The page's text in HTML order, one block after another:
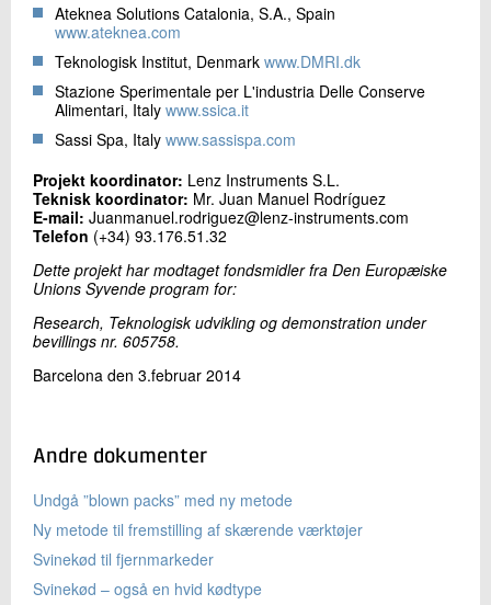
Ateknea Solutions Catalonia, S.A., Spain
www.ateknea.com
Teknologisk Institut, Denmark www.DMRI.dk
Stazione Sperimentale per L'industria Delle Conserve
Alimentari, Italy www.ssica.it
Sassi Spa, Italy www.sassispa.com
Projekt koordinator: Lenz Instruments S.L.
Teknisk koordinator: Mr. Juan Manuel Rodríguez
E-mail: Juanmanuel.rodriguez@lenz-instruments.com
Telefon (+34) 93.176.51.32
Dette projekt har modtaget fondsmidler fra Den Europæiske
Unions Syvende program for:
Research, Teknologisk udvikling og demonstration under
bevillings nr. 605758.
Barcelona den 3.februar 2014
Andre dokumenter
Undgå ”blown packs” med ny metode
Ny metode til fremstilling af skærende værktøjer
Svinekød til fjernmarkeder
Svinekød – også en hvid kødtype